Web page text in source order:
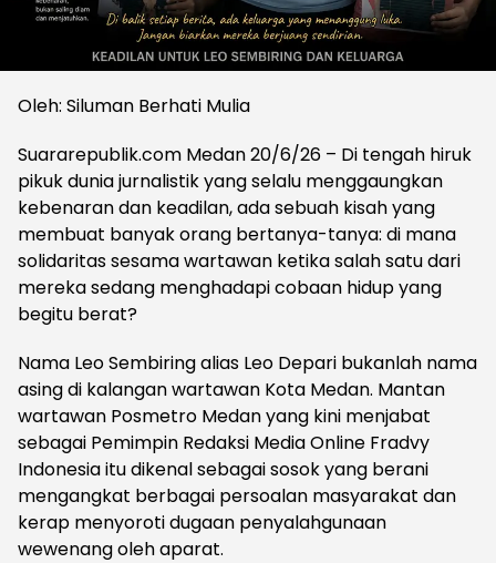
Oleh: Siluman Berhati Mulia
Suararepublik.com Medan 20/6/26 – Di tengah hiruk
pikuk dunia jurnalistik yang selalu menggaungkan
kebenaran dan keadilan, ada sebuah kisah yang
membuat banyak orang bertanya-tanya: di mana
solidaritas sesama wartawan ketika salah satu dari
mereka sedang menghadapi cobaan hidup yang
begitu berat?
Nama Leo Sembiring alias Leo Depari bukanlah nama
asing di kalangan wartawan Kota Medan. Mantan
wartawan Posmetro Medan yang kini menjabat
sebagai Pemimpin Redaksi Media Online Fradvy
Indonesia itu dikenal sebagai sosok yang berani
mengangkat berbagai persoalan masyarakat dan
kerap menyoroti dugaan penyalahgunaan
wewenang oleh aparat.